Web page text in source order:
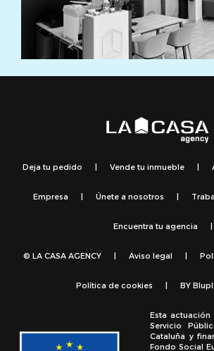
Deja tu pedido Vende tu inmueble
Empresa Únete a nosotros
Encuentra tu agencia
© LA CASA AGENCY Aviso legal
Política de cookies BY
Esta
Servicio
Cataluña y
Fondo Social